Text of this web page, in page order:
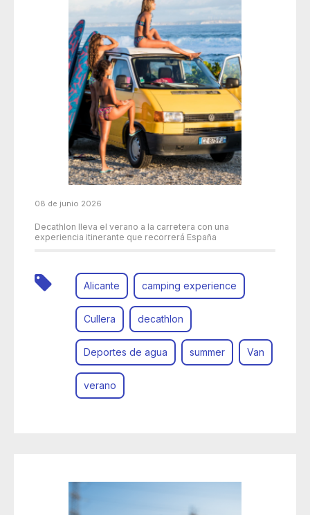
08 de junio 2026
Decathlon lleva el verano a la carretera con una
experiencia itinerante que recorrerá España
Alicante camping experience
Cullera decathlon
Deportes de agua summer Van
verano